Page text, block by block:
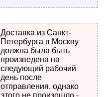
Доставка из Санкт-
Петербурга в Москву
должна была быть
произведена на
следующий рабочий
день после
отправления, однако
этого не произошло -